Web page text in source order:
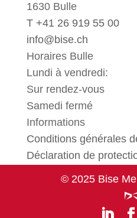
1630 Bulle
T +41 26 919 55 00
info@bise.ch
Horaires Bulle
Lundi à vendredi:
Sur rendez-vous
Samedi fermé
Informations
Conditions générales
Déclaration de
© 2025 Bise